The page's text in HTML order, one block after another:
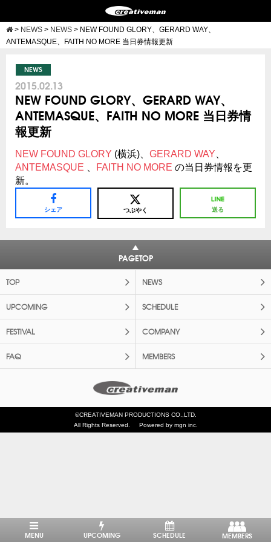
> NEWS > NEWS > NEW FOUND GLORY、GERARD WAY、
ANTEMASQUE、FAITH NO MORE 当日券情報更新
NEWS
2015.02.13
NEW FOUND GLORY、GERARD WAY、
ANTEMASQUE、FAITH NO MORE 当日券情
報更新
NEW FOUND GLORY (横浜)、 GERARD WAY
ANTEMASQUE
FAITH NO MORE の当日券情報を更
新。
シェア つぶやく 送る
PAGETOP
TOP NEWS
UPCOMING SCHEDULE
FESTIVAL COMPANY
FAQ MEMBERS
©CREATIVEMAN PRODUCTIONS CO.,LTD.
All Rights Reserved.
Powered by mgn inc.
MENU UPCOMING SCHEDULE MEMBERS